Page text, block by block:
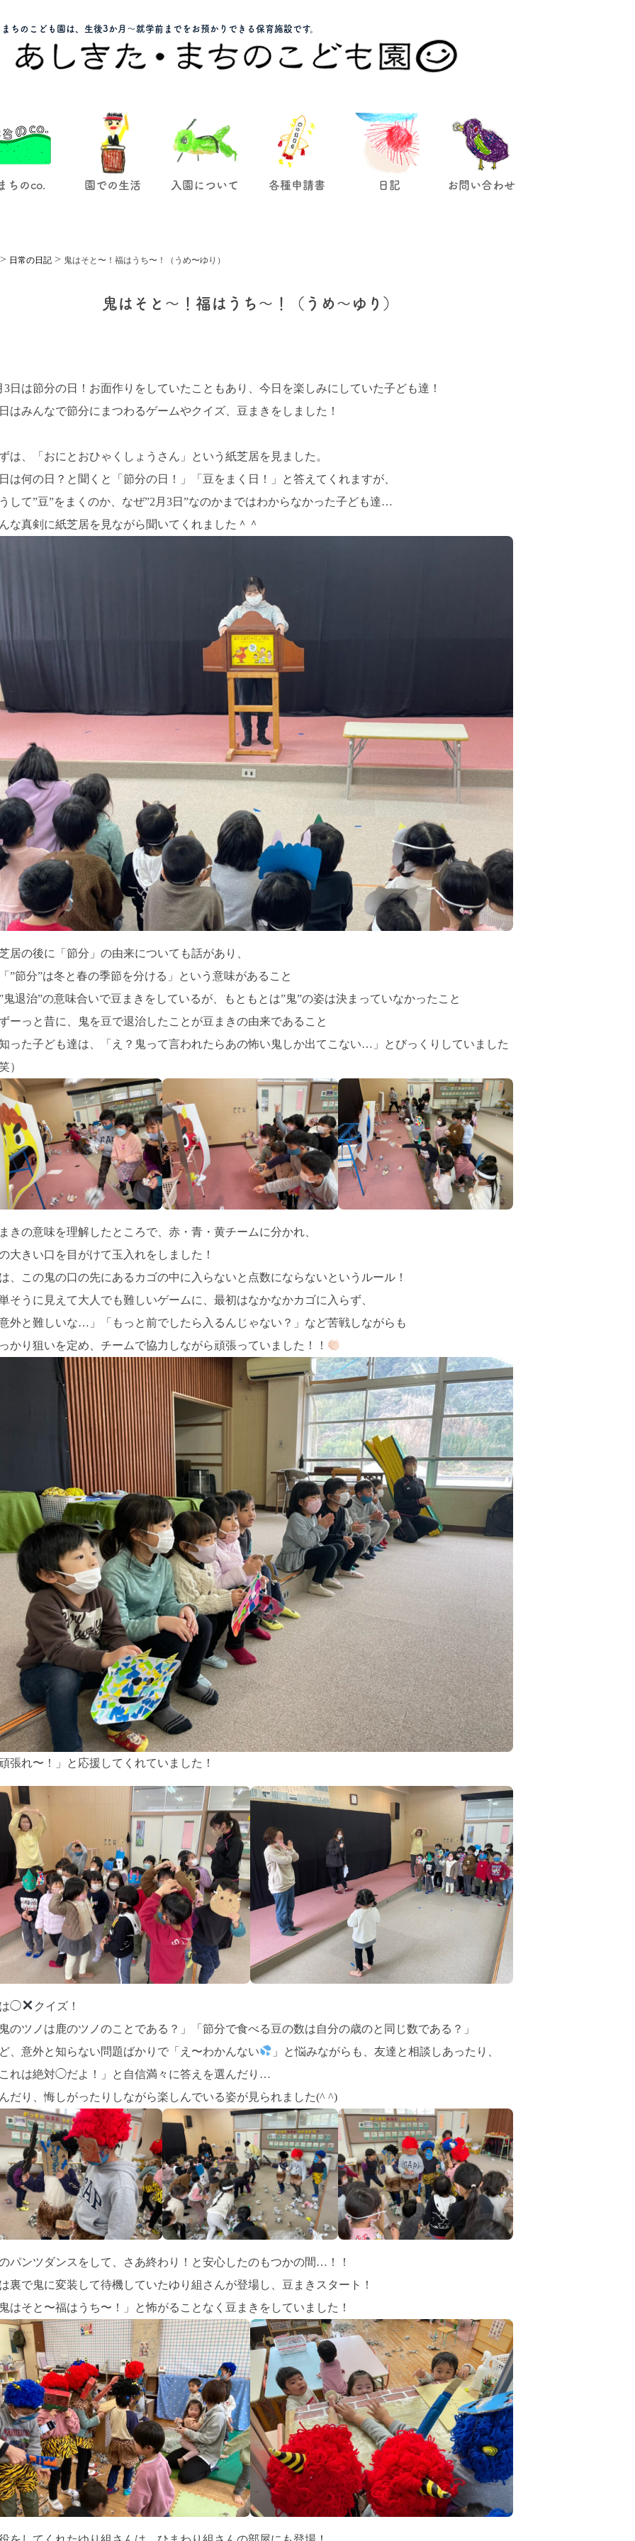
ちのこども園は、生後3か月～就学前までをお預かりできる保育施設です。
ちのco. 園での生活 入園について 各種申請書 日記 お問い合わせ
日常の日記 > 鬼はそと〜！福はうち〜！（うめ〜ゆり）
鬼はそと〜！福はうち〜！（うめ〜ゆり）
3日は節分の日！お面作りをしていたこともあり、今日を楽しみにしていた子ども達！
はみんなで節分にまつわるゲームやクイズ、豆まきをしました！
は、「おにとおひゃくしょうさん」という紙芝居を見ました。
は何の日？と聞くと「節分の日！」「豆をまく日！」と答えてくれますが、
して”豆”をまくのか、なぜ”2月3日”なのかまではわからなかった子ども達…
な真剣に紙芝居を見ながら聞いてくれました＾＾
居の後に「節分」の由来についても話があり、
”節分”は冬と春の季節を分ける」という意味があること
鬼退治”の意味合いで豆まきをしているが、もともとは”鬼”の姿は決まっていなかったこと
ーっと昔に、鬼を豆で退治したことが豆まきの由来であること
った子ども達は、「え？鬼って言われたらあの怖い鬼しか出てこない…」とびっくりしていました
）
きの意味を理解したところで、赤・青・黄チームに分かれ、
大きい口を目がけて玉入れをしました！
、この鬼の口の先にあるカゴの中に入らないと点数にならないというルール！
そうに見えて大人でも難しいゲームに、最初はなかなかカゴに入らず、
外と難しいな…」「もっと前でしたら入るんじゃない？」など苦戦しながらも
かり狙いを定め、チームで協力しながら頑張っていました！！
張れ〜！」と応援してくれていました！
◯
クイズ！
のツノは鹿のツノのことである？」「節分で食べる豆の数は自分の歳のと同じ数である？」
、意外と知らない問題ばかりで「え〜わかんない
」と悩みながらも、友達と相談しあったり、
れは絶対◯だよ！」と自信満々に答えを選んだり…
だり、悔しがったりしながら楽しんでいる姿が見られました(^ ^)
パンツダンスをして、さあ終わり！と安心したのもつかの間…！！
裏で鬼に変装して待機していたゆり組さんが登場し、豆まきスタート！
はそと〜福はうち〜！」と怖がることなく豆まきをしていました！